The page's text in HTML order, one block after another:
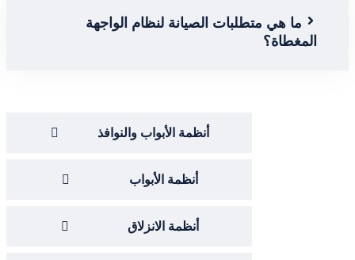
ما هي متطلبات الصيانة لنظام الواجهة
أنظمة الأبواب والنوافذ
أنظمة الأبواب
أنظمة الانزلاق